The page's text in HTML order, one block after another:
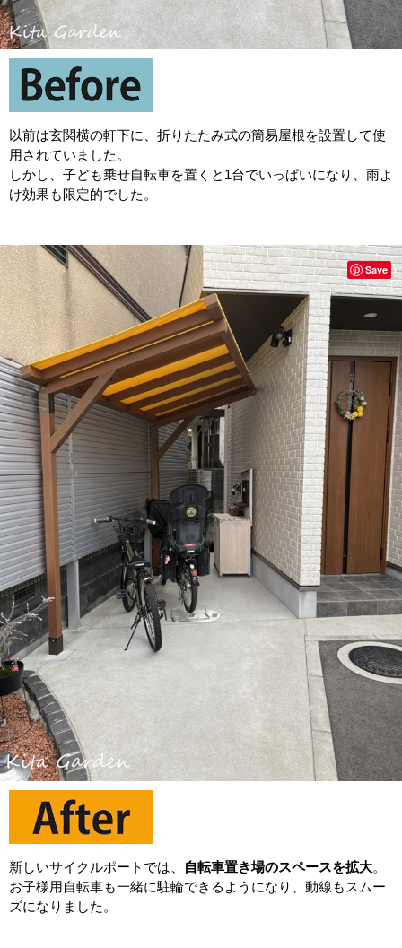
以前は玄関横の軒下に、折りたたみ式の簡易屋根を設置して使
用されていました。
しかし、子ども乗せ自転車を置くと1台でいっぱいになり、雨よ
け効果も限定的でした。
新しいサイクルポートでは、 自転車置き場のスペースを拡大。
お子様用自転車も一緒に駐輪できるようになり、動線もスムー
ズになりました。
Save